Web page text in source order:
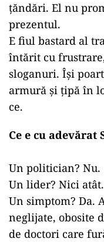
țăndări. El nu
prezentul.
E fiul bastard al
întărit cu
sloganuri. Își
armură și țipă în
ce.
Ce e cu adevărat
Un politician? Nu.
Un lider? Nici atât.
Un simptom? Da.
neglijate, obosite
de doctori care